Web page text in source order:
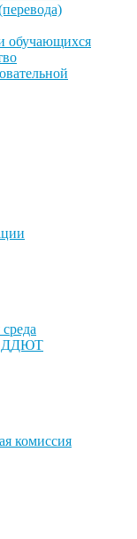
обучающихся
ДДЮТ
комиссия